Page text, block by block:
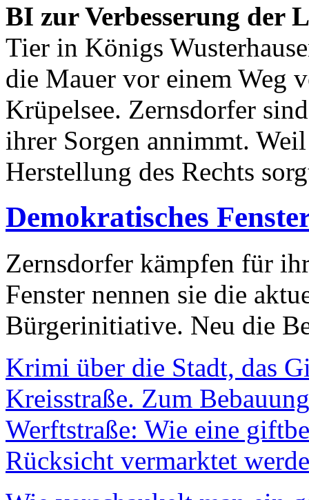
BI zur Verbesserung der
Tier in Königs
die Mauer vor einem Weg
Krüpelsee. Zernsdorfer
ihrer Sorgen annimmt.
Herstellung des Rechts
Demokratisches
Zernsdorfer kämpfen für
Fenster nennen sie die
Bürgerinitiative. Neu die
Krimi über die Stadt, das
Kreisstraße. Zum
Werftstraße: Wie eine
Rücksicht vermarktet